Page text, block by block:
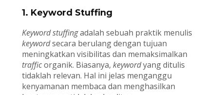
1. Keyword Stuffing
Keyword stuffingadalah sebuah praktik menulis
keywordsecara berulang dengan tujuan
meningkatkan visibilitas dan memaksimalkan
trafficorganik. Biasanya, keywordyang ditulis
tidaklah relevan. Hal ini jelas menganggu
kenyamanan membaca dan menghasilkan